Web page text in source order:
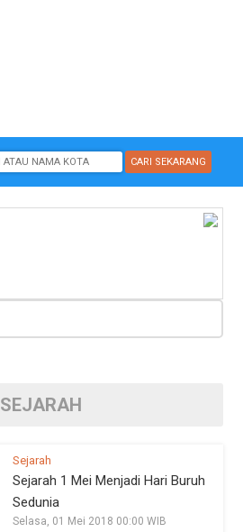
SEJARAH
Sejarah
Sejarah 1 Mei Menjadi Hari Buruh
Sedunia
Selasa, 01 Mei 2018 00:00 WIB